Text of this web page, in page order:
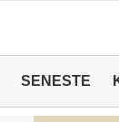
SENESTE